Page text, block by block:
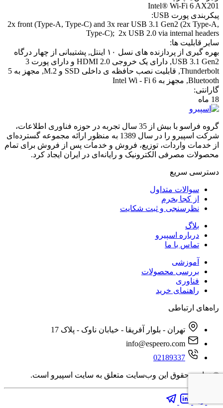
Intel® Wi-Fi 6 AX201
پیکربندی پورت USB:
2x front (Type-A, Type-C) and 3x rear USB 3.1 Gen2 (2x Type-A,
Type-C); 2x USB 2.0 via internal headers
سایر قابلیت ها:
بهره گیری از پردازنده های نسل ۱۰ اینتل, پشتیبانی از چهار درگاه
USB 3.1 Gen2, دارای یک خروجی 2.0 HDMI و دارای پورت 3
Thunderbolt, قابلیت نصب حافظه ی داخلی SSD و 2.M, مجهز به 5
Bluetooth, مجهز به 6 Intel Wi - Fi
گارانتی:
18 ماه
گروه فراسو با بیش از 35 سال تجربه در حوزه فناوری اطلاعات،
شرکت اسپیرو را در سال 1389 به منظور ارائه مجموعه گسترده‌ای
از خدمات واردات، توزیع، فروش و خدمات پس از فروش برای تمام
محصولات مصرفی الکترونیک و رایانه‌ای در ایران ایجاد کرد.
دسترسی‌ سریع
سوالات متداول
از کجا بخرم
نظرسنجی و ثبت شکایت
بلاگ
درباره اسپیرو
تماس با ما
آموزشی
بررسی محصولات
فناوری
راهنمای خرید
راه‌های ارتباطی
تهران - بلوار آفریقا - خیابان ناوک - پلاک 17
02189337
© تمامی حقوق این وب‌سایت متعلق به سایت اسپیرو است.